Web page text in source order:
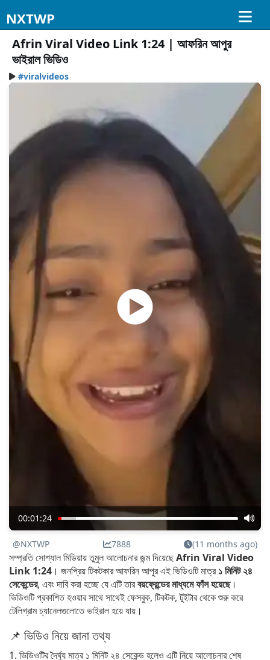
NXTWP
Afrin Viral Video Link 1:24 | আফরিন আপুর
ভাইরাল ভিডিও
#viralvideos
00:01:24
@NXTWP 7888 (11 months ago)
সম্প্রতি সোশ্যাল মিডিয়ায় তুমুল আলোচনার জন্ম দিয়েছেAfrin Viral Video
Link 1:24 । জনপ্রিয় টিকটকার আফরিন আপুর এই ভিডিওটি মাত্র১ মিনিট ২৪
সেকেন্ডের, এবং দাবি করা হচ্ছে যে এটি তারবয়ফ্রেন্ডের মাধ্যমে ফাঁস হয়েছে।
ভিডিওটি প্রকাশিত হওয়ার সাথে সাথেই ফেসবুক, টিকটক, টুইটার থেকে শুরু করে
টেলিগ্রাম চ্যানেলগুলোতে ভাইরাল হয়ে যায়।
📌 ভিডিও নিয়ে জানা তথ্য
1. ভিডিওটির দৈর্ঘ্য মাত্র ১ মিনিট ২৪ সেকেন্ড হলেও এটি নিয়ে আলোচনার শেষ